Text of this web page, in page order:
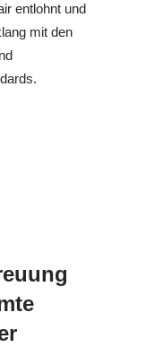
entlohnt und
mit den